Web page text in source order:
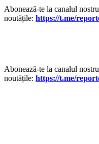
‍Abonează-te la canalul
noutățile: https://t.me/
‍Abonează-te la canalul
noutățile: https://t.me/